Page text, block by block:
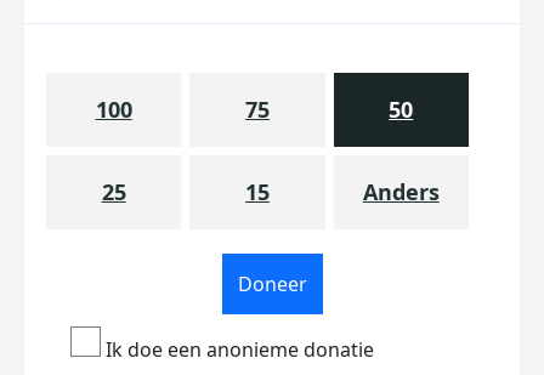
100 75 50
25 15 Anders
Doneer
Ik doe een anonieme donatie